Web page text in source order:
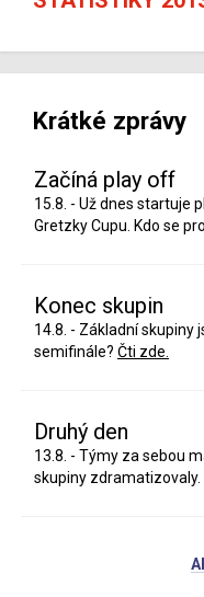
Krátké zprávy
Začíná play off
15.8. - Už dnes startuje
Gretzky Cupu. Kdo se
Konec skupin
14.8. - Základní skupiny
semifinále? Čti zde.
Druhý den
13.8. - Týmy za sebou
skupiny zdramatizovaly.